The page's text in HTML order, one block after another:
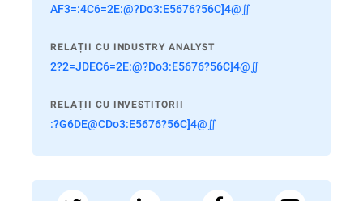
AF3=:4C6=2E:@?Do3:E5676?56C]4@∬
RELAȚII CU INDUSTRY ANALYST
2?2=JDEC6=2E:@?Do3:E5676?56C]4@∬
RELAȚII CU INVESTITORII
:?G6DE@CDo3:E5676?56C]4@∬